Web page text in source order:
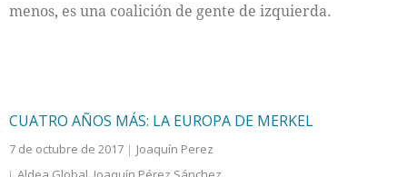
menos, es una coalición de gente de izquierda.
CUATRO AÑOS MÁS: LA EUROPA DE MERKEL
7 de octubre de 2017
Joaquín Perez